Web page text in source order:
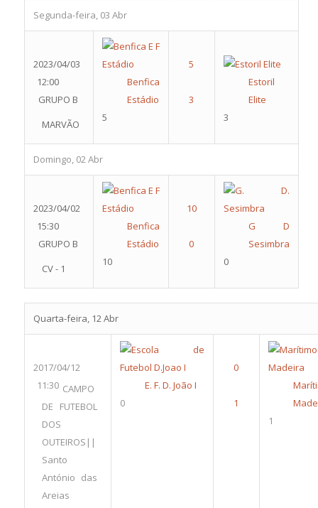
Segunda-feira, 03 Abr
2023/04/03
12:00
GRUPO B
MARVÃO
Benfica
Estádio
5
Estoril
Elite
3
Domingo, 02 Abr
2023/04/02
15:30
GRUPO B
CV - 1
Benfica
Estádio
10
G D
Sesimbra
0
Quarta-feira, 12 Abr
2017/04/12
11:30 CAMPO
DE FUTEBOL
DOS
OUTEIROS||
Santo
António das
Areias
E. F. D. João I
0
1